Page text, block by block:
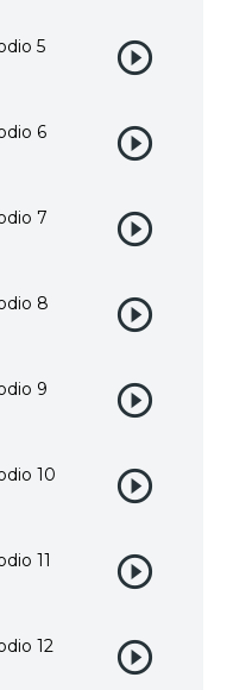
5
6
7
8
9
10
11
12